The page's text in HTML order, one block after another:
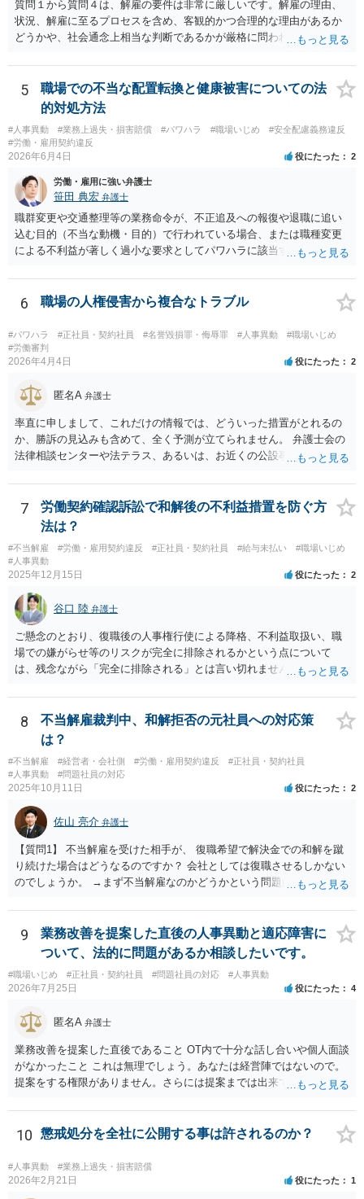
質問１から質問４は、解雇の要件は非常に厳しいです。解雇の理由、
状況、解雇に至るプロセスを含め、客観的かつ合理的な理由があるか
どうかや、社会通念上相当な判断であるかが厳格に問われます（労働
な理由、社会通念上相当かどうかです。そのためしっかりと証拠と理
由を会社側が立証する責任を負います。懲戒解雇であれば、告知弁明
の機会の付与などさらに厳格です。裁判官は、解雇に関しては厳しく
みると思います。現在の状況であれば労働審判からスタートすれば良
いかと思います。上記の対応の会社の思惑は分かりませんが訴訟のハ
ードルは労働者には通常高いので諦めるのをまっているのかもしれま
5
職場での不当な配置転換と健康被害についての法
的対処方法
#人事異動 #業務上過失・損害賠償 #パワハラ #職場いじめ
#安全配慮義務違反
#労働・雇用契約違反
2026年6月4日 役にたった 2
労働・雇用に強い弁護士
笹田 典宏 弁護士
職群変更や交通整理等の業務命令が、不正追及への報復や退職に追い
込む目的（不当な動機・目的）で行われている場合、または職種変更
による不利益が著しく過小な要求としてパワハラに該当する場合、そ
態への配慮を怠り症状を悪化させたことは安全配慮義務違反に該当し
得ます。これらを根拠として、労働審判等を通じて配転の無効主張
や、不法行為に基づく損害賠償（慰謝料等）の請求、さらには労災認
定の申請を検討することが考えられます。
6 職場の人権侵害から複合なトラブル
#パワハラ #正社員・契約社員 #名誉毀損罪・侮辱罪 #人事異動
#職場いじめ
#労働審判
2026年4月4日 役にたった 2
匿名A 弁護士
率直に申しまして、これだけの情報では、どういった措置がとれるの
か、勝訴の見込みも含めて、全く予測が立てられません。 弁護士会の
法律相談センターや法テラス、あるいは、お近くの公設事務所（○○ひ
します。
7
労働契約確認訴訟で和解後の不利益措置を防ぐ方
法は？
#不当解雇 #労働・雇用契約違反 #正社員・契約社員 #給与未払い
#職場いじめ
#人事異動
2025年12月15日 役にたった 2
谷口 陸 弁護士
ご懸念のとおり、復職後の人事権行使による降格、不利益取扱い、職
場での嫌がらせ等のリスクが完全に排除されるかという点について
は、残念ながら「完全に排除される」とは言い切れません。 理論上
「不利益取扱いの禁止」を入れることも可能 ではありますが、人事評
価や配置、業務内容の変更といった形で行われる間接的な不利益を、
事前に完全に防ぐことは困難なのが実務の現実です。特に外資系企業
の場合、評価制度や職務再編の裁量が広く、形式的には合法に見える
対応が取られる余地も否定できません。
8
不当解雇裁判中、和解拒否の元社員への対応策
は？
#不当解雇 #経営者・会社側 #労働・雇用契約違反
#正社員・契約社員
#人事異動
#問題社員の対応
2025年10月11日 役にたった 2
佐山 亮介 弁護士
【質問1】 不当解雇を受けた相手が、 復職希望で解決金での和解を蹴
り続けた場合はどうなるのですか？ 会社としては復職させるしかない
のでしょうか。 →まず不当解雇なのかどうかという問題はあります
れば、復職させるしかありません。 早期に復職させないと一度に払わ
なくてはならないバックアップペイの金額がどんどん増していき会計
的に大ダメージになりますのでご注意下さい。 【質問2】 復職させた
くない場合、どのような解決が考えられますか？ →裁判官が解雇無効
に傾いているなら他の手立てはありません。 和解金額を上乗せしてみ
るのは一案ですが相手がなびかないならば復職させるしかないです。
【質問3】 あるいは、復職させた後、 人事考課の評価次第では、 遠く
のエリアに左遷したり、 降格しても、退職に追いやるのは構わないで
すか？ →実態の伴わないあからさまなものは再び裁判で違法無効とさ
れるおそれがありますが、一般論として人事考課や事業方針に見合っ
た異動はあり得るでしょう。
9
業務改善を提案した直後の人事異動と適応障害に
ついて、法的に問題があるか相談したいです。
#職場いじめ #正社員・契約社員 #問題社員の対応 #人事異動
2026年7月25日 役にたった 4
匿名A 弁護士
業務改善を提案した直後であること OT内で十分な話し合いや個人面談
がなかったこと これは無理でしょう。あなたは経営陣ではないので。
提案をする権限がありません。さらには提案までは出来ても、会社が
況を報告する義務もありません。 権限がないことをして、相手が応じ
ないのは当然で、それで適応障害になっても、そもそも相手は適法で
10 懲戒処分を全社に公開する事は許されるのか？
#人事異動 #業務上過失・損害賠償
2026年2月21日 役にたった 1